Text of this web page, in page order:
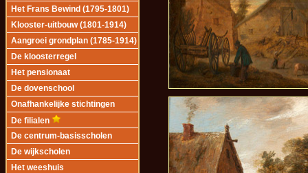
Het Frans Bewind (1795-1801)
Klooster-uitbouw (1801-1914)
Aangroei grondplan (1785-1914)
De kloosterregel
Het pensionaat
De dovenschool
Onafhankelijke stichtingen
De filialen
De centrum-basisscholen
De wijkscholen
Het weeshuis